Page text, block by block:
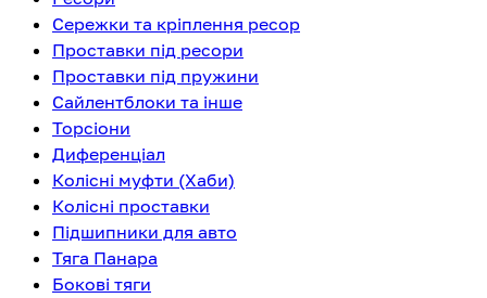
Сережки та кріплення ресор
Проставки під ресори
Проставки під пружини
Сайлентблоки та інше
Торсіони
Диференціал
Колісні муфти (Хаби)
Колісні проставки
Підшипники для авто
Тяга Панара
Бокові тяги